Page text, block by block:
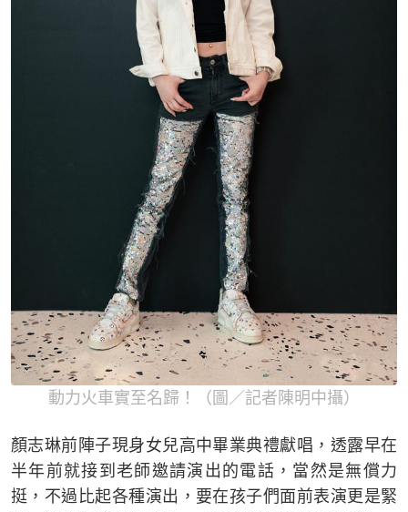
動力火車實至名歸！（圖／記者陳明中攝）
顏志琳前陣子現身女兒高中畢業典禮獻唱，透露早在
半年前就接到老師邀請演出的電話，當然是無償力
挺，不過比起各種演出，要在孩子們面前表演更是緊